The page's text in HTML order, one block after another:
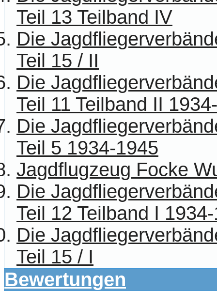
Teil 13 Teilband IV
Die
Teil 15 / II
Die
Teil 11 Teilband II
Die
Teil 5 1934-1945
Jagdflugzeug Focke
Die
Teil 12 Teilband I
Die
Teil 15 / I
Bewertungen